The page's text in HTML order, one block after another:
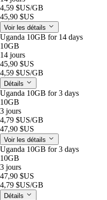
4,59 $US/GB
45,90 $US
Voir les détails
Uganda 10GB for 14 days
10GB
14 jours
45,90 $US
4,59 $US/GB
Détails
Uganda 10GB for 3 days
10GB
3 jours
4,79 $US/GB
47,90 $US
Voir les détails
Uganda 10GB for 3 days
10GB
3 jours
47,90 $US
4,79 $US/GB
Détails